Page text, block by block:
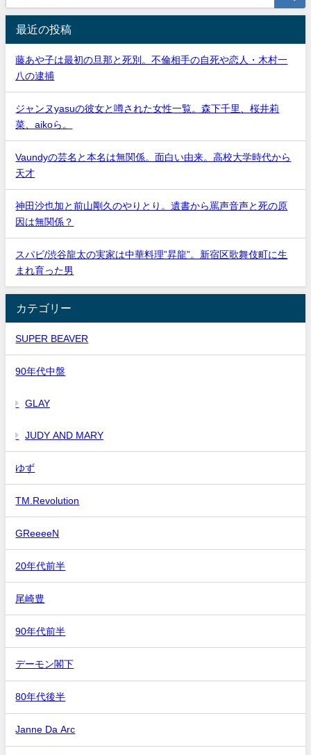
最近の投稿
藤あや子は最初の旦那と死別。不倫相手の自死や恋人・木村一
八の逮捕
ジャンヌyasuの彼女と噂された女性一覧。森下千里、桜井莉
菜、aikoら。
Vaundyの芸名と本名は無関係。面白い由来。高校大学時代から
天才
神田沙也加と前山剛久のやりとり。遺書から罵声音声と死の原
因は無関係？
スパビ/渋谷龍太の実家は中華料理”昇龍”。新宿区歌舞伎町に生
まれ育った男
カテゴリー
SUPER BEAVER
90年代中盤
GLAY
JUDY AND MARY
ゆず
TM.Revolution
GReeeeN
20年代前半
尾崎豊
90年代前半
デーモン閣下
80年代後半
Janne Da Arc